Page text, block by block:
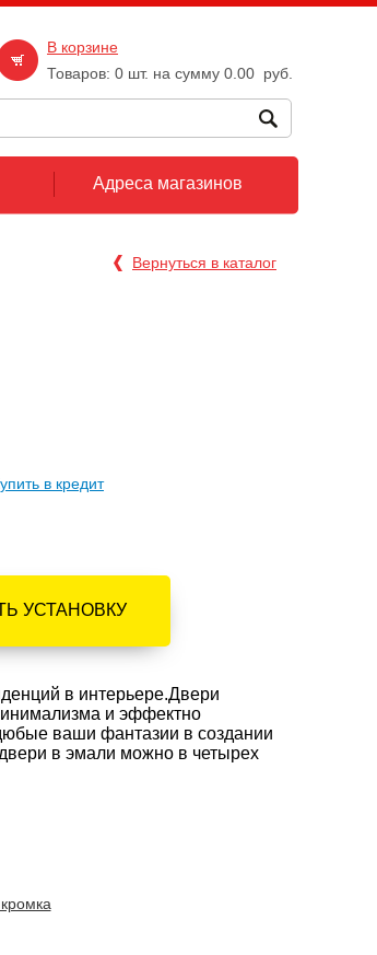
Вернуться в каталог
в кредит
УСТАНОВКУ
в интерьере.Двери
и эффектно
ваши фантазии в создании
в эмали можно в четырех
В корзине
Товаров: 0 шт. на сумму 0.00 руб.
Адреса магазинов